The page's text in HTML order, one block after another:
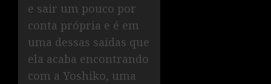
e sair um pouco por
conta própria e é em
uma dessas saídas que
ela acaba encontrando
com a Yoshiko, uma